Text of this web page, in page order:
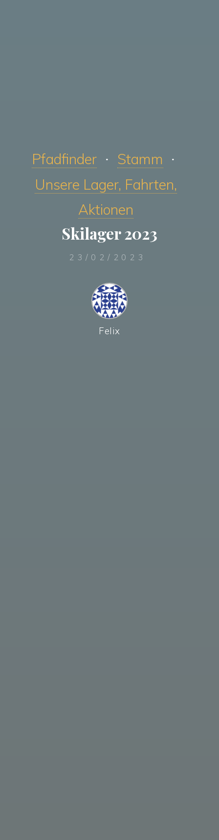
Pfadfinder
Stamm
Unsere Lager, Fahrten,
Aktionen
Skilager 2023
23/02/2023
Felix